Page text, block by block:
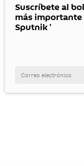
Suscríbete al
más importante
Sputnik '